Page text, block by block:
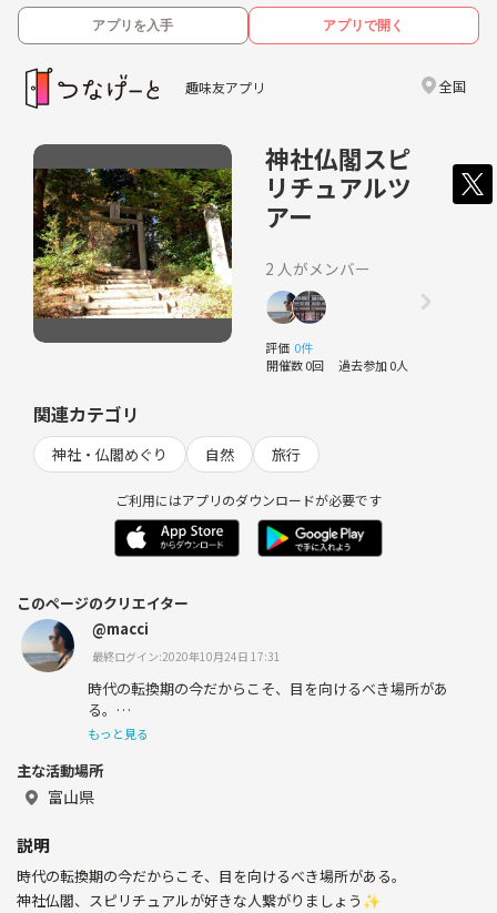
アプリを入手 アプリで開く
趣味友アプリ 全国
神社仏閣スピ
リチュアルツ
アー
2 人がメンバー
評価 0件
開催数 0回 過去参加 0人
関連カテゴリ
神社・仏閣めぐり 自然 旅行
ご利用にはアプリのダウンロードが必要です
このページのクリエイター
@macci
最終ログイン:2020年10月24日 17:31
時代の転換期の今だからこそ、目を向けるべき場所があ
る。
・『個の時代』から『集の時代』etc.
『激動の時代・令和』を皆で手を取り合い、肩を並べ、乗
り越えていきましょう😁✨
もっと見る
主な活動場所
富山県
説明
時代の転換期の今だからこそ、目を向けるべき場所がある。
神社仏閣、スピリチュアルが好きな人繋がりましょう✨